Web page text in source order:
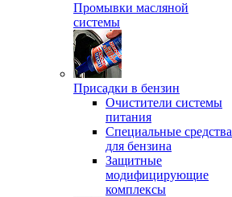
Промывки масляной
системы
Присадки в бензин
Очистители системы
питания
Специальные срeдства
для бензина
Защитные
модифицирующие
комплексы